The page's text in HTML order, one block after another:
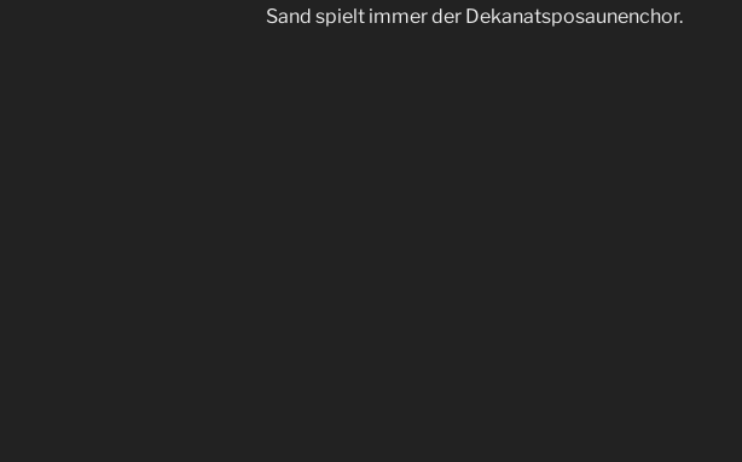
Sand spielt immer der Dekanatsposaunenchor.